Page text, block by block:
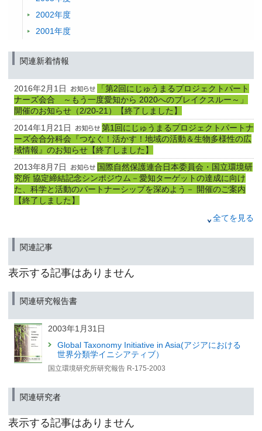
2002年度
2001年度
関連新着情報
2016年2月1日
「第2回にじゅうまるプロジェクトパート
ナーズ会合 ～もう一度愛知から 2020へのブレイクスルー～」
開催のお知らせ（2/20-21）【終了しました】
2014年1月21日
第1回にじゅうまるプロジェクトパートナ
ーズ会合分科会『つなぐ！活かす！地域の活動＆生物多様性の広
域情報』のお知らせ【終了しました】
2013年8月7日
国際自然保護連合日本委員会・国立環境研
究所 協定締結記念シンポジウム－愛知ターゲットの達成に向け
た、科学と活動のパートナーシップを深めよう－ 開催のご案内
【終了しました】
２ 〜愛知目標達成に向けての第一歩〜」の開催について
（お知らせ）【終了しました】
【終了しました】
全てを見る
関連記事
表示する記事はありません
関連研究報告書
2003年1月31日
Global Taxonomy Initiative in Asia(アジアにおける
世界分類学イニシアティブ）
国立環境研究所研究報告 R-175-2003
関連研究者
表示する記事はありません